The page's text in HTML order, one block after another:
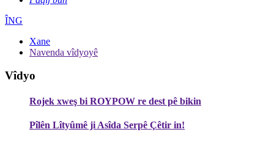
ÎNG
Xane
Navenda vîdyoyê
Vîdyo
Rojek xweş bi ROYPOW re dest pê bikin
Pîlên Lîtyûmê ji Asîda Serpê Çêtir in!